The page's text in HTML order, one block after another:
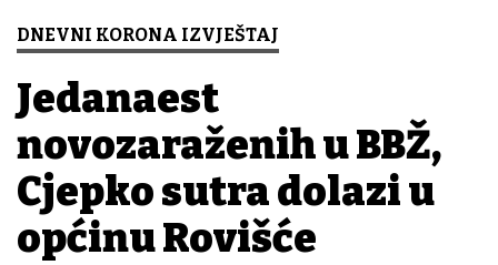
DNEVNI KORONA IZVJEŠTAJ
Jedanaest
novozaraženih u BBŽ,
Cjepko sutra dolazi u
općinu Rovišće